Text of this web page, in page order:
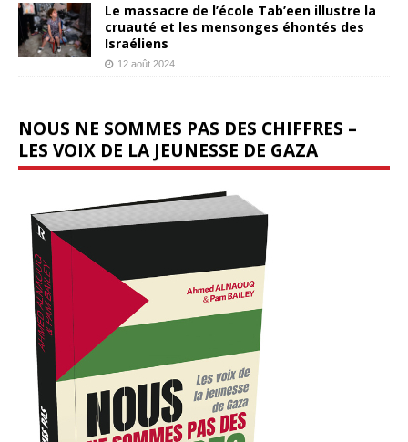
Le massacre de l’école Tab’een illustre la
cruauté et les mensonges éhontés des
Israéliens
12 août 2024
NOUS NE SOMMES PAS DES CHIFFRES –
LES VOIX DE LA JEUNESSE DE GAZA